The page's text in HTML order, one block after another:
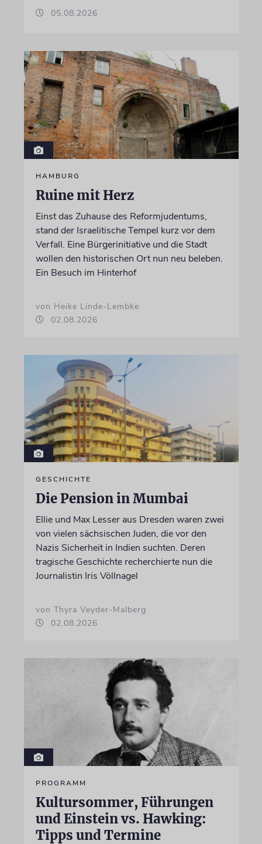
05.08.2026
HAMBURG
Ruine mit Herz
Einst das Zuhause des Reformjudentums,
stand der Israelitische Tempel kurz vor dem
Verfall. Eine Bürgerinitiative und die Stadt
wollen den historischen Ort nun neu beleben.
Ein Besuch im Hinterhof
von Heike Linde-Lembke
02.08.2026
GESCHICHTE
Die Pension in Mumbai
Ellie und Max Lesser aus Dresden waren zwei
von vielen sächsischen Juden, die vor den
Nazis Sicherheit in Indien suchten. Deren
tragische Geschichte recherchierte nun die
Journalistin Iris Völlnagel
von Thyra Veyder-Malberg
02.08.2026
PROGRAMM
Kultursommer, Führungen
und Einstein vs. Hawking:
Tipps und Termine